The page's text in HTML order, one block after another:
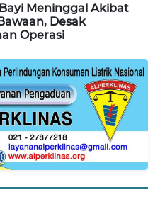
Meninggal Akibat
Desak
Operasi